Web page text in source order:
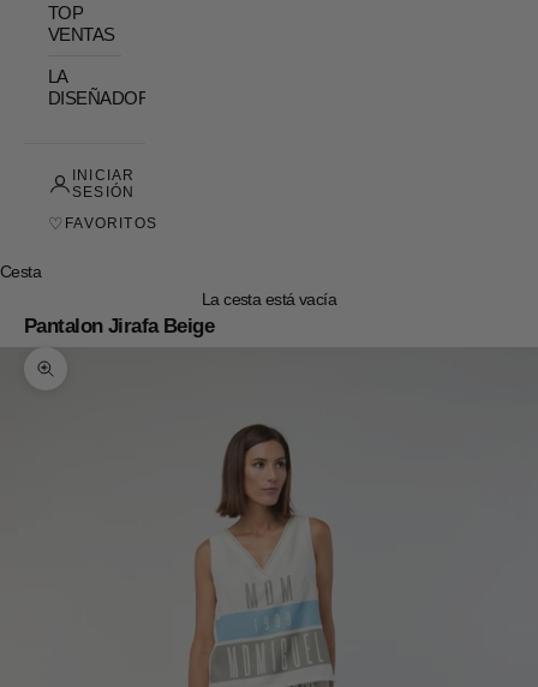
TOP
VENTAS
LA
DISEÑADORA
INICIAR
SESIÓN
♡ FAVORITOS
Cesta
La cesta está vacía
Pantalon Jirafa Beige
Zoom